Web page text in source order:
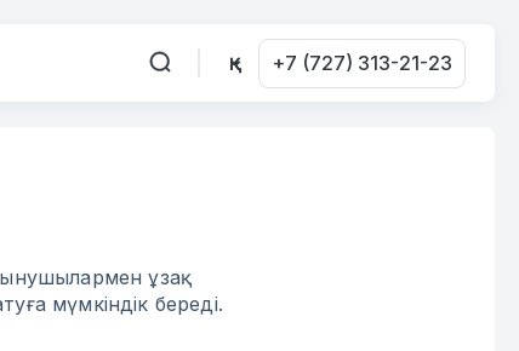
+7 (727) 313-21-23
ұзақ
мүмкіндік береді.